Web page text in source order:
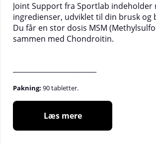
Joint Support fra Sportlab indeholder
ingredienser, udviklet til din brusk og
Du får en stor dosis MSM
sammen med Chondroitin.
Pakning: 90 tabletter.
Dosering:3 kapsler om dagen.
Læs mere